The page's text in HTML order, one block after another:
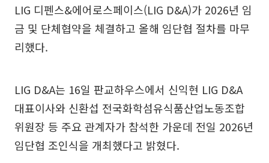
LIG 디펜스&에어로스페이스(LIG D&A)가 2026년 임
금 및 단체협약을 체결하고 올해 임단협 절차를 마무
리했다.
LIG D&A는 16일 판교하우스에서 신익현 LIG D&A
대표이사와 신환섭 전국화학섬유식품산업노동조합
위원장 등 주요 관계자가 참석한 가운데 전일 2026년
임단협 조인식을 개최했다고 밝혔다.